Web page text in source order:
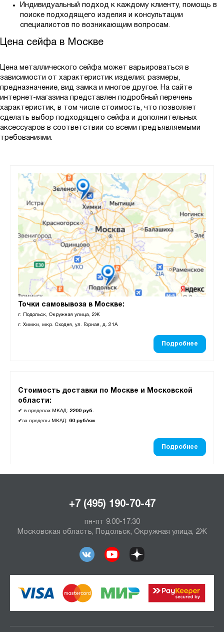
Точки самовывоза в Москве:
г. Подольск, Окружная улица, 2Ж
г. Химки, мкр. Сходня, ул. Горная, д. 21А
Подробнее
Стоимость доставки по Москве и Московской
области:
✔ в пределах МКАД: 2200 руб.
✔за пределы МКАД: 60 руб/км
Подробнее
Индивидуальный подход к каждому клиенту, помощь в
поиске подходящего изделия и консультации
специалистов по возникающим вопросам.
Цена сейфа в Москве
Цена металлического сейфа может варьироваться в
зависимости от характеристик изделия: размеры,
предназначение, вид замка и многое другое. На сайте
интернет-магазина представлен подробный перечень
характеристик, в том числе стоимость, что позволяет
сделать выбор подходящего сейфа и дополнительных
аксессуаров в соответствии со всеми предъявляемыми
требованиями.
+7 (495) 190-70-47
пн-пт 9:00-17:30
Московская область, Подольск, Окружная улица, 2Ж